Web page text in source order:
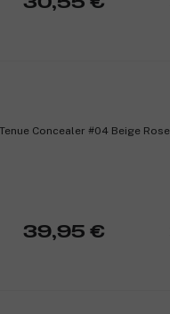
Concealer #04 Beige Rose
39,95 €